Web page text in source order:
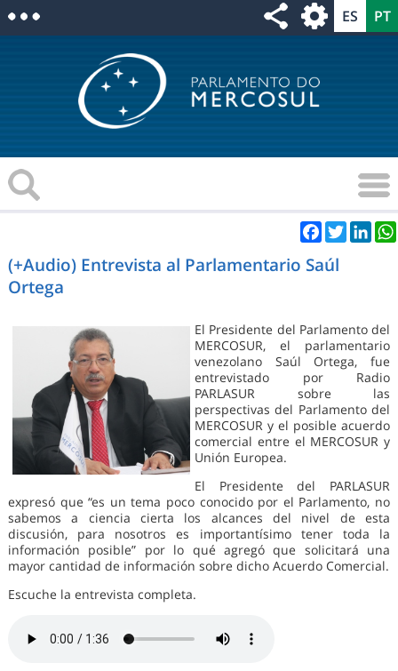
Facebook
Twitter
(+Audio) Entrevista al Parlamentario Saúl
Ortega
El Presidente del Parlamento del
MERCOSUR, el parlamentario
venezolano Saúl Ortega, fue
entrevistado por Radio
PARLASUR sobre las
perspectivas del Parlamento del
MERCOSUR y el posible acuerdo
comercial entre el MERCOSUR y
Unión Europea.
El Presidente del PARLASUR
expresó que “es un tema poco conocido por el Parlamento, no
sabemos a ciencia cierta los alcances del nivel de esta
discusión, para nosotros es importantísimo tener toda la
información posible” por lo qué agregó que solicitará una
mayor cantidad de información sobre dicho Acuerdo Comercial.
Escuche la entrevista completa.